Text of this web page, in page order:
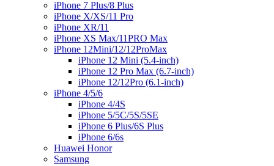
iPhone 7 Plus/8 Plus
iPhone X/XS/11 Pro
iPhone XR/11
iPhone XS Max/11PRO Max
iPhone 12Mini/12/12ProMax
iPhone 12 Mini (5.4-inch)
iPhone 12 Pro Max (6.7-inch)
iPhone 12/12Pro (6.1-inch)
iPhone 4/5/6
iPhone 4/4S
iPhone 5/5C/5S/5SE
iPhone 6 Plus/6S Plus
iPhone 6/6s
Huawei Honor
Samsung